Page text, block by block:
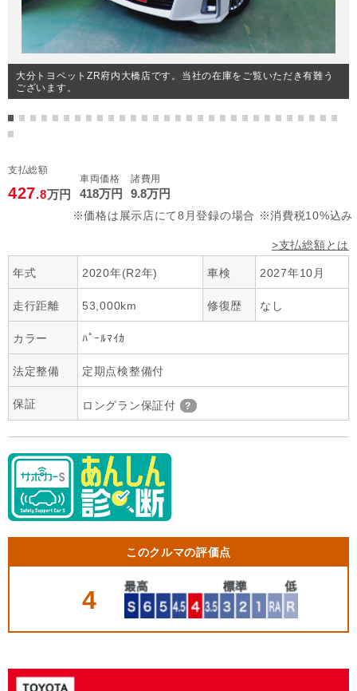
大分トヨペットZR府内大橋店です。当社の在庫をご覧いただき有難う
ございます。
支払総額
427.8万円
車両価格
418万円
諸費用
9.8万円
※価格は展示店にて8月登録の場合 ※消費税10%込み
>支払総額とは
年式 2020年(R2年) 車検 2027年10月
走行距離 53,000km 修復歴 なし
カラー ﾊﾟｰﾙﾏｲｶ
法定整備 定期点検整備付
保証 ロングラン保証付
このクルマの評価点
4